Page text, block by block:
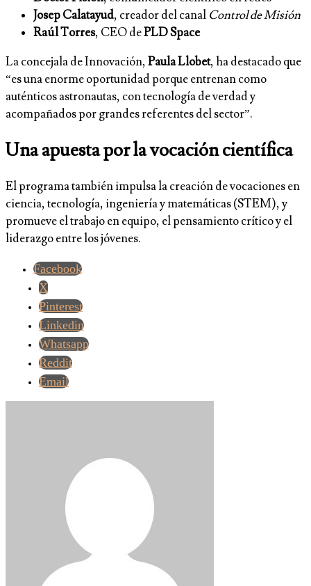
Josep Calatayud, creador del canal Control de Misión
Raúl Torres, CEO dePLD Space
La concejala de Innovación,Paula Llobet, ha destacado que
“es una enorme oportunidad porque entrenan como
auténticos astronautas, con tecnología de verdad y
acompañados por grandes referentes del sector”.
Una apuesta por la vocación científica
El programa también impulsa la creación de vocaciones en
ciencia, tecnología, ingeniería y matemáticas (STEM), y
promueve el trabajo en equipo, el pensamiento crítico y el
liderazgo entre los jóvenes.
Facebook
X
Pinterest
Linkedin
Whatsapp
Reddit
Email